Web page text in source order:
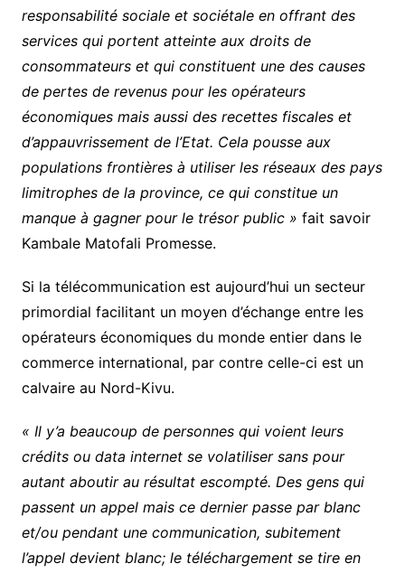
responsabilité sociale et sociétale en offrant des
services qui portent atteinte aux droits de
consommateurs et qui constituent une des causes
de pertes de revenus pour les opérateurs
économiques mais aussi des recettes fiscales et
d’appauvrissement de l’Etat. Cela pousse aux
populations frontières à utiliser les réseaux des pays
limitrophes de la province, ce qui constitue un
manque à gagner pour le trésor public » fait savoir
Kambale Matofali Promesse.
Si la télécommunication est aujourd’hui un secteur
primordial facilitant un moyen d’échange entre les
opérateurs économiques du monde entier dans le
commerce international, par contre celle-ci est un
calvaire au Nord-Kivu.
« Il y’a beaucoup de personnes qui voient leurs
crédits ou data internet se volatiliser sans pour
autant aboutir au résultat escompté. Des gens qui
passent un appel mais ce dernier passe par blanc
et/ou pendant une communication, subitement
l’appel devient blanc; le téléchargement se tire en